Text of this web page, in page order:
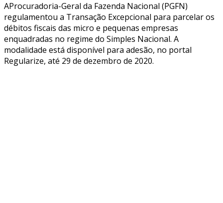
AProcuradoria-Geral da Fazenda Nacional (PGFN)
regulamentou a Transação Excepcional para parcelar os
débitos fiscais das micro e pequenas empresas
enquadradas no regime do Simples Nacional. A
modalidade está disponível para adesão, no portal
Regularize, até 29 de dezembro de 2020.